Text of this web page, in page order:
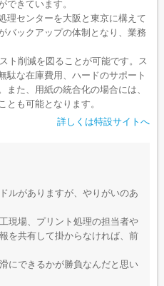
きています。
理センターを大阪と東京に構えて
バックアップの体制となり、業務
ト削減を図ることが可能です。ス
駄な在庫費用、ハードのサポート
た、用紙の統合化の場合には、
も可能となります。
詳しくは特設サイトへ
ルがありますが、やりがいのあ
現場、プリント処理の担当者や
を共有して掛からなければ、前
にできるかが勝負なんだと思い